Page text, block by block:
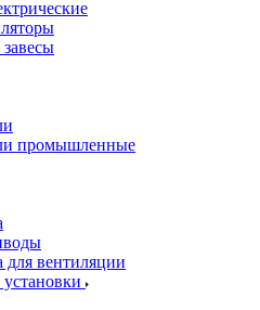
промышленные
для вентиляции